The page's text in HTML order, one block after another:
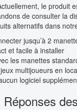
le produit
de consulter la
alternatifs dans
jusqu’à 2
et facile à installer
les manettes
multijoueurs en
logiciel